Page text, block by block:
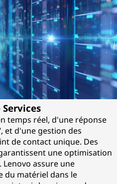
temps réel, d'une réponse
et d'une gestion des
de contact unique. Des
une optimisation
assure une
du matériel dans le